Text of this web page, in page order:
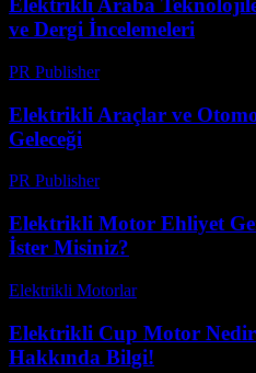
Elektrikli Araba
ve Dergi İncelemeleri
PR Publisher-
Elektrikli Araçlar ve
Geleceği
PR Publisher-
Elektrikli Motor Ehliyet
İster Misiniz?
Elektrikli Motorlar-
Elektrikli Cup Motor
Hakkında Bilgi!